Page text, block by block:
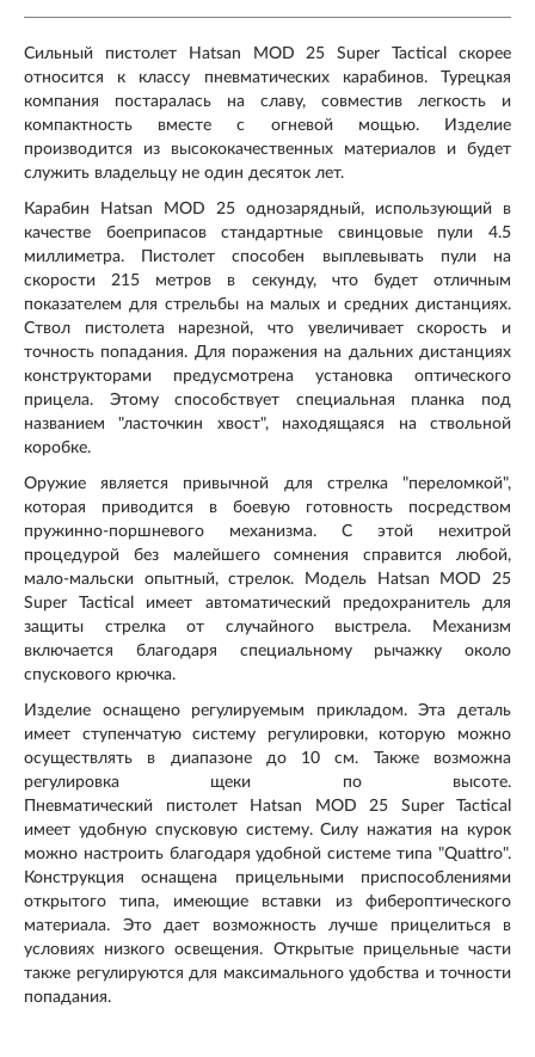
Сильный пистолет Hatsan MOD 25 Super Tactical скорее
относится к классу пневматических карабинов. Турецкая
компания постаралась на славу, совместив легкость и
компактность вместе с огневой мощью. Изделие
производится из высококачественных материалов и будет
служить владельцу не один десяток лет.
Карабин Hatsan MOD 25 однозарядный, использующий в
качестве боеприпасов стандартные свинцовые пули 4.5
миллиметра. Пистолет способен выплевывать пули на
скорости 215 метров в секунду, что будет отличным
показателем для стрельбы на малых и средних дистанциях.
Ствол пистолета нарезной, что увеличивает скорость и
точность попадания. Для поражения на дальних дистанциях
конструкторами предусмотрена установка оптического
прицела. Этому способствует специальная планка под
названием "ласточкин хвост", находящаяся на ствольной
коробке.
Оружие является привычной для стрелка "переломкой",
которая приводится в боевую готовность посредством
пружинно-поршневого механизма. С этой нехитрой
процедурой без малейшего сомнения справится любой,
мало-мальски опытный, стрелок. Модель Hatsan MOD 25
Super Tactical имеет автоматический предохранитель для
защиты стрелка от случайного выстрела. Механизм
включается благодаря специальному рычажку около
спускового крючка.
Изделие оснащено регулируемым прикладом. Эта деталь
имеет ступенчатую систему регулировки, которую можно
осуществлять в диапазоне до 10 см. Также возможна
регулировка щеки по высоте.
Пневматический пистолет Hatsan MOD 25 Super Tactical
имеет удобную спусковую систему. Силу нажатия на курок
можно настроить благодаря удобной системе типа "Quattro".
Конструкция оснащена прицельными приспособлениями
открытого типа, имеющие вставки из фибероптического
материала. Это дает возможность лучше прицелиться в
условиях низкого освещения. Открытые прицельные части
также регулируются для максимального удобства и точности
попадания.